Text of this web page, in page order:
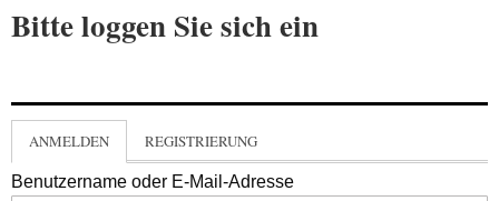
Bitte loggen Sie sich ein
ANMELDEN REGISTRIERUNG
Benutzername oder E-Mail-Adresse